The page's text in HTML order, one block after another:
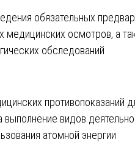
обязательных
медицинских осмотров, а
обследований
противопоказаний
выполнение видов
атомной энергии